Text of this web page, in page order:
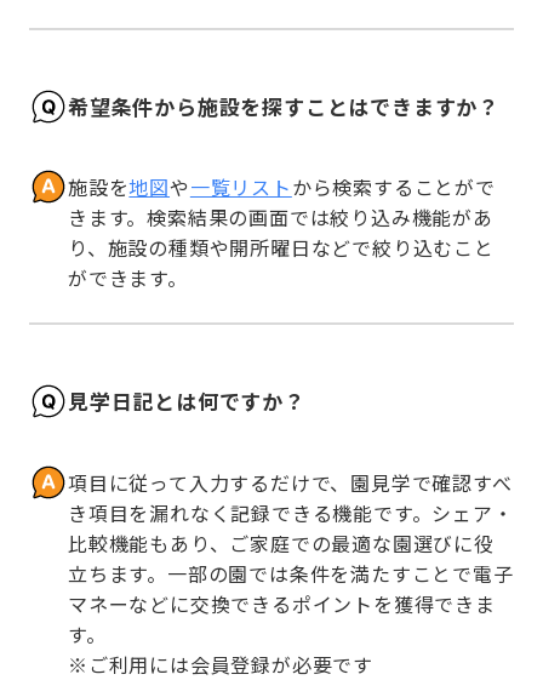
希望条件から施設を探すことはできますか？
施設を地図や一覧リストから検索することがで
きます。検索結果の画面では絞り込み機能があ
り、施設の種類や開所曜日などで絞り込むこと
ができます。
見学日記とは何ですか？
項目に従って入力するだけで、園見学で確認すべ
き項目を漏れなく記録できる機能です。シェア・
比較機能もあり、ご家庭での最適な園選びに役
立ちます。一部の園では条件を満たすことで電子
マネーなどに交換できるポイントを獲得できま
す。
※ご利用には会員登録が必要です